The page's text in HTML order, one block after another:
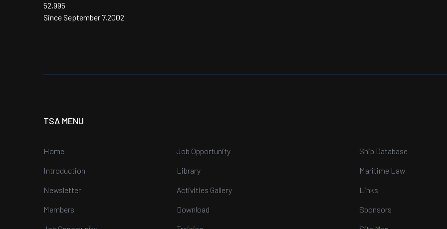
52,995
Since September 7,2002
TSA MENU
Home
Introduction
Newsletter
Members
Job Opportunity
Library
Activities Gallery
Download
Ship Database
Maritime Law
Links
Sponsors